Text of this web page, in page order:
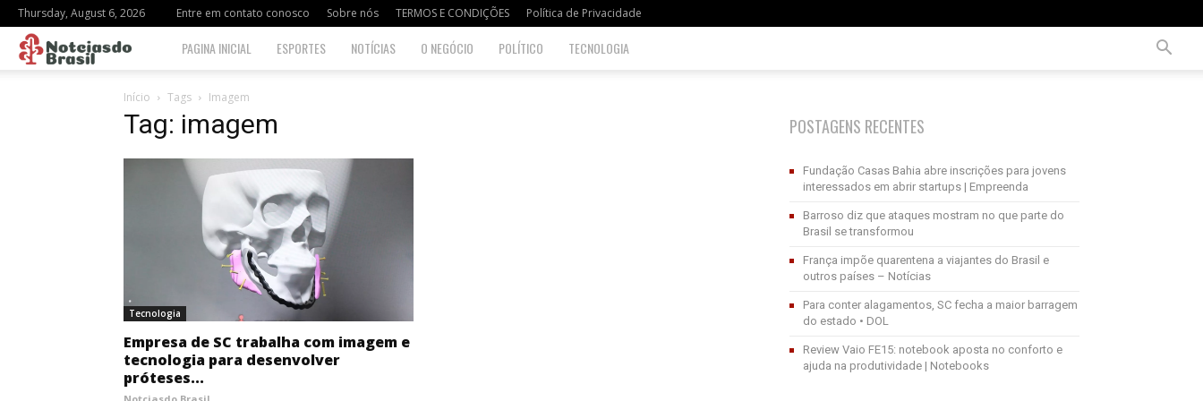
Thursday, August 6, 2026 Entre em contato conosco Sobre nós TERMOS E CONDIÇÕES Política de Privacidade
Notciasdo
Brasil
PAGINA INICIAL ESPORTES NOTÍCIAS O NEGÓCIO POLÍTICO TECNOLOGIA
Início Tags Imagem
Tag: imagem
Tecnologia
Empresa de SC trabalha com imagem e
tecnologia para desenvolver
próteses...
POSTAGENS RECENTES
Fundação Casas Bahia abre inscrições para jovens
interessados em abrir startups | Empreenda
Barroso diz que ataques mostram no que parte do
Brasil se transformou
França impõe quarentena a viajantes do Brasil e
outros países – Notícias
Para conter alagamentos, SC fecha a maior barragem
do estado • DOL
Review Vaio FE15: notebook aposta no conforto e
ajuda na produtividade | Notebooks